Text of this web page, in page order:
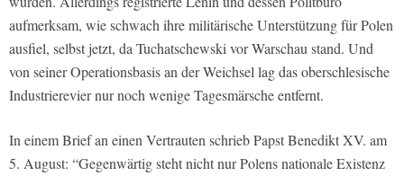
aufmerksam, wie schwach ihre militärische Unterstützung für Polen
ausfiel, selbst jetzt, da Tuchatschewski vor Warschau stand. Und
von seiner Operationsbasis an der Weichsel lag das oberschlesische
Industrierevier nur noch wenige Tagesmärsche entfernt.
In einem Brief an einen Vertrauten schrieb Papst Benedikt XV. am
5. August: “Gegenwärtig steht nicht nur Polens nationale Existenz